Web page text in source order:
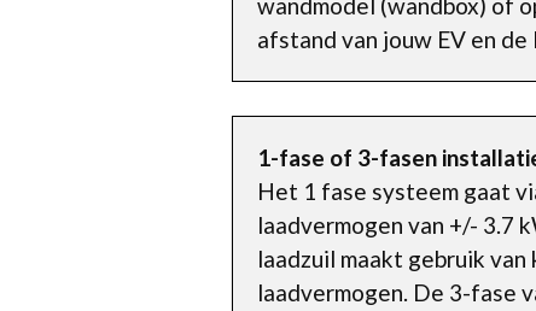
afstand van jouw EV en
1-fase of 3-fasen
Het 1 fase systeem gaat
laadvermogen van +/- 3.7
laadzuil maakt gebruik
laadvermogen. De 3-fase